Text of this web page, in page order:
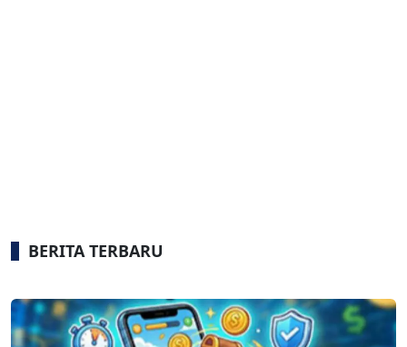
BERITA TERBARU